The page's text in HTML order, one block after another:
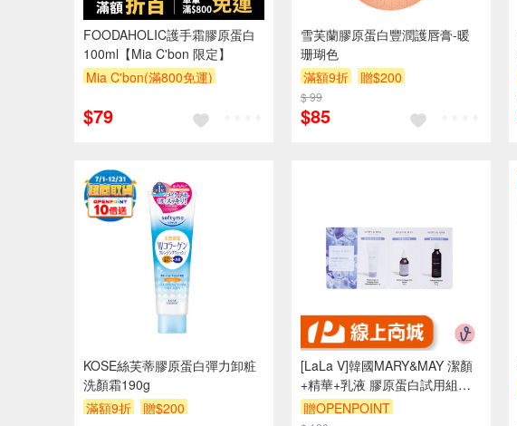
FOODAHOLIC護手霜膠原蛋白
100ml【Mia C'bon 限定】
Mia C'bon(滿800免運)
$79
雪芙蘭膠原蛋白豐潤護唇膏-暖
珊瑚色
滿額9折
贈$200
$ 99
$85
KOSE絲芙蒂膠原蛋白彈力卸粧
洗顏霜190g
滿額9折
贈$200
[LaLa V]韓國MARY&MAY 潔顏
+精華+乳液 膠原蛋白試用組
1.5ml
贈OPENPOINT